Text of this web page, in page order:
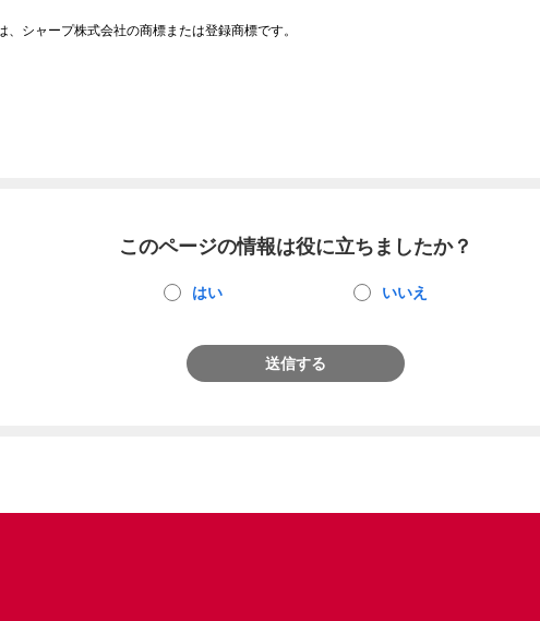
、シャープ株式会社の商標または登録商標です。
このページの情報は役に立ちましたか？
はい いいえ
送信する